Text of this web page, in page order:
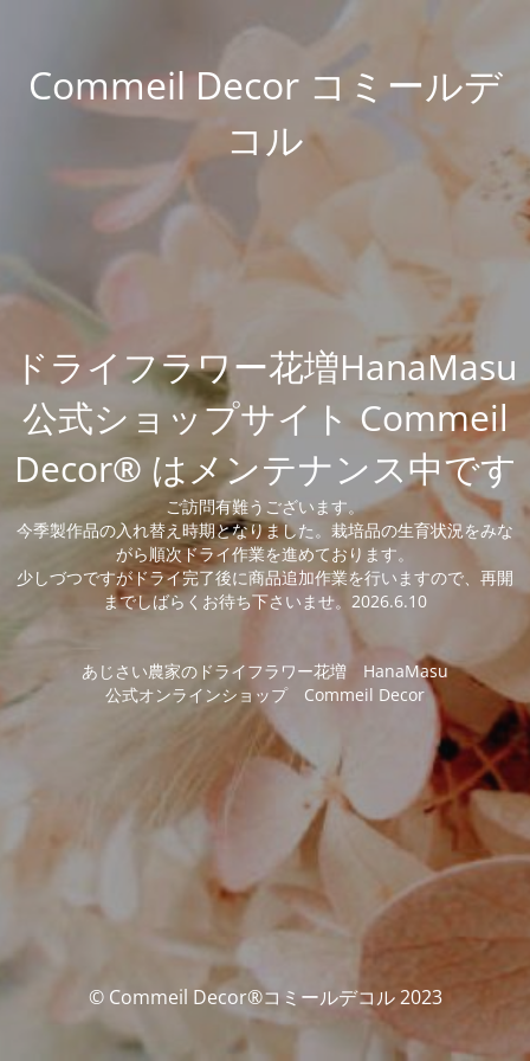
Commeil Decor コミールデ
コル
ドライフラワー花増HanaMasu
公式ショップサイト Commeil
Decor® はメンテナンス中です
ご訪問有難うございます。
今季製作品の入れ替え時期となりました。栽培品の生育状況をみな
がら順次ドライ作業を進めております。
少しづつですがドライ完了後に商品追加作業を行いますので、再開
までしばらくお待ち下さいませ。2026.6.10
あじさい農家のドライフラワー花増 HanaMasu
公式オンラインショップ Commeil Decor
© Commeil Decor®コミールデコル 2023